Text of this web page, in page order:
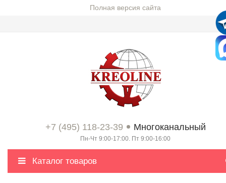
Полная версия сайта
+7 (495) 118-23-39 Многоканальный
Пн-Чт 9:00-17:00. Пт 9:00-16:00
Каталог товаров